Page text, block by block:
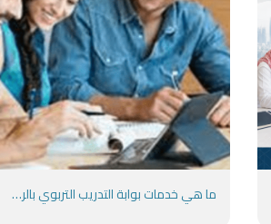
ما هي خدمات بوابة التدريب التربوي بالرس (بنين_بنات) من تدريبكم